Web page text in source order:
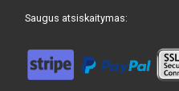
Saugus atsiskaitymas: